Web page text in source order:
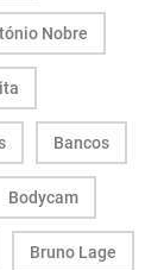
Nobre
Bancos
Bodycam
Bruno Lage